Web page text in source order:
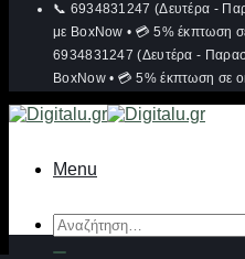
📞 6934831247 (Δευτέρα -
με BoxNow • 💳 5% έκπτωση
6934831247 (Δευτέρα -
BoxNow • 💳 5% έκπτωση σε
Menu
Αναζήτηση
για: